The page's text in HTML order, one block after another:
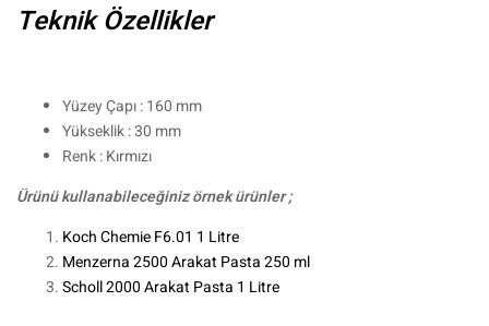
Teknik Özellikler
Yüzey Çapı : 160 mm
Yükseklik : 30 mm
Renk : Kırmızı
Ürünü kullanabileceğiniz örnek ürünler ;
Koch Chemie F6.01 1 Litre
Menzerna 2500 Arakat Pasta 250 ml
Scholl 2000 Arakat Pasta 1 Litre